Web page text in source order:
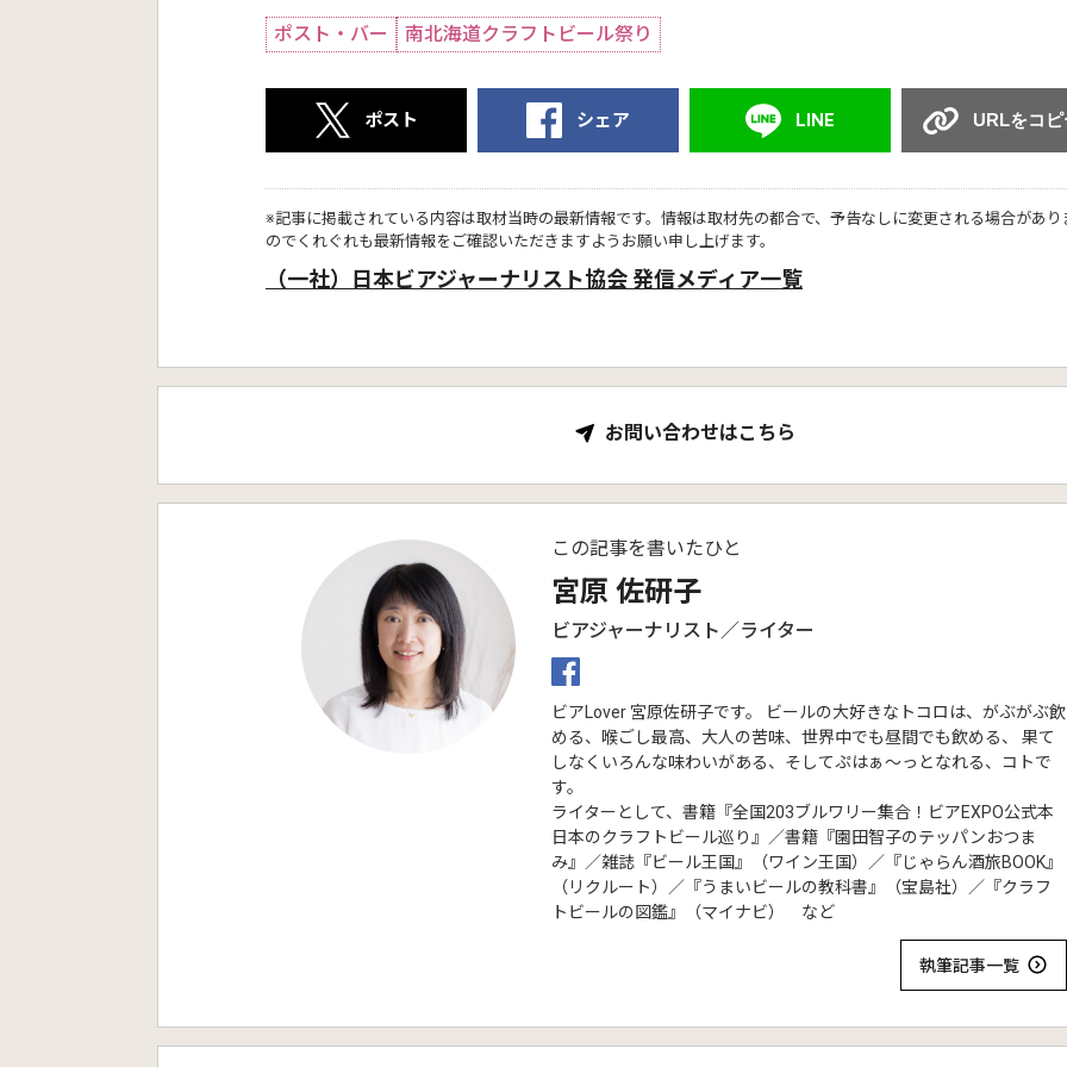
ポスト・バー 南北海道クラフトビール祭り
ポスト シェア LINE URLをコピ
※記事に掲載されている内容は取材当時の最新情報です。情報は取材先の都合で、予告なしに変更される場合があり
のでくれぐれも最新情報をご確認いただきますようお願い申し上げます。
（一社）日本ビアジャーナリスト協会 発信メディア一覧
お問い合わせはこちら
この記事を書いたひと
宮原 佐研子
ビアジャーナリスト／ライター
ビアLover 宮原佐研子です。 ビールの大好きなトコロは、がぶがぶ飲
める、喉ごし最高、大人の苦味、世界中でも昼間でも飲める、 果て
しなくいろんな味わいがある、そしてぷはぁ〜っとなれる、コトで
す。
ライターとして、書籍『全国203ブルワリー集合！ビアEXPO公式本
日本のクラフトビール巡り』／書籍『園田智子のテッパンおつま
み』／雑誌『ビール王国』（ワイン王国）／『じゃらん酒旅BOOK』
（リクルート）／『うまいビールの教科書』（宝島社）／『クラフ
トビールの図鑑』（マイナビ） など
執筆記事一覧